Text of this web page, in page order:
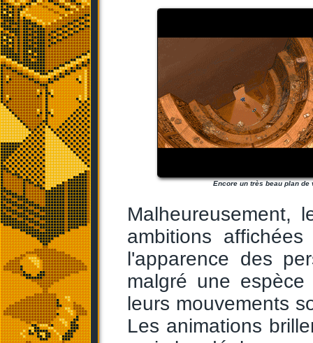
Encore un très beau plan de
Malheureusement,
ambitions
l'apparence des
malgré une
leurs mouvements
Les animations